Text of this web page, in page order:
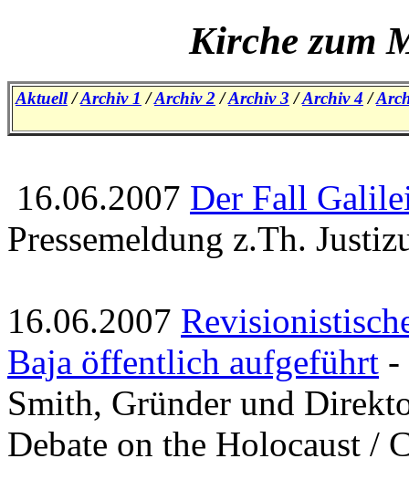
Kirche zum
Aktuell/Archiv 1 /Archiv 2 /Archiv 3 /Archiv 4 /
16.06.2007 Der Fall
Pressemeldung z.Th.
16.06.2007
Baja öffentlich aufgeführt -
Smith, Gründer und
Debate on the Holocaust /